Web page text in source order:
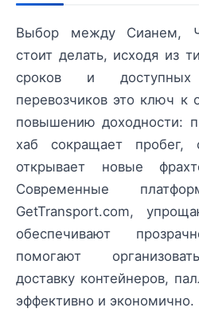
Выбор между Сианем,
стоит делать, исходя из
сроков и
перевозчиков это ключ к
повышению доходности:
хаб сокращает пробег,
открывает новые
Современные
GetTransport.com,
обеспечивают
помогают
доставку контейнеров,
эффективно и экономично.